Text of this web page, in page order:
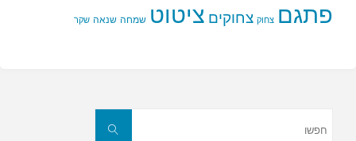
פתגם צחוק צחוקים ציטוט שמחה שנאה שקר
חפשו